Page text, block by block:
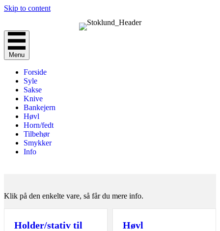
Skip to content
Menu
Forside
Syle
Sakse
Knive
Bankejern
Høvl
Horn/fedt
Tilbehør
Smykker
Info
Klik på den enkelte vare, så får du mere info.
Holder/stativ til
Høvl